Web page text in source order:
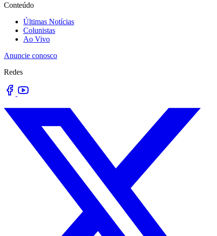
Conteúdo
Últimas Notícias
Colunistas
Ao Vivo
Anuncie conosco
Redes